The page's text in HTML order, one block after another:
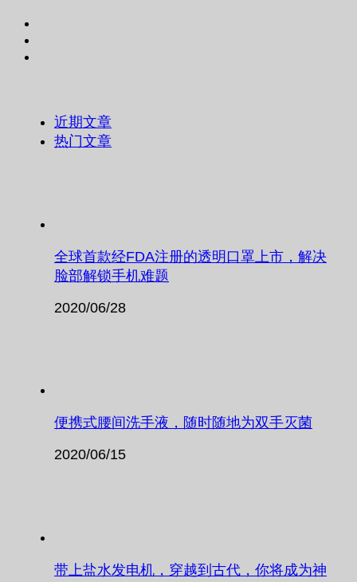
近期文章
热门文章
全球首款经FDA注册的透明口罩上市，解决
脸部解锁手机难题
2020/06/28
便携式腰间洗手液，随时随地为双手灭菌
2020/06/15
带上盐水发电机，穿越到古代，你将成为神